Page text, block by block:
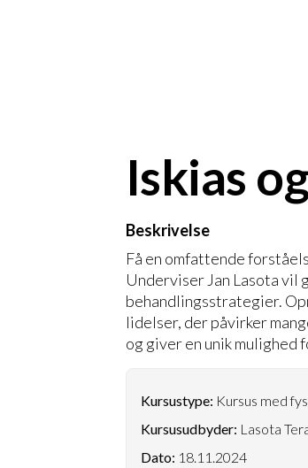
Iskias
Beskrivelse
Få en omfattende
Underviser Jan Lasota vil
behandlingsstrategier.
lidelser, der påvirker
og giver en unik
Kursustype: Kursus med
Kursusudbyder: Lasota
Dato: 18.11.2024